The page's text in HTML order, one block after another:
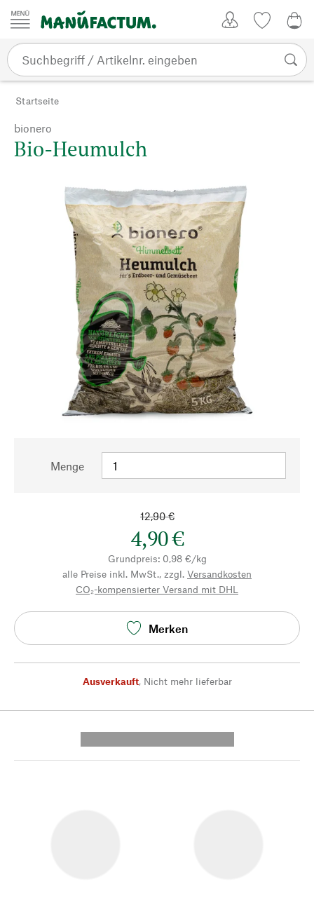
Zum Inhalt springen
Startseite
bionero
Bio-Heumulch
Menge
12,90 €
4,90 €
Grundpreis: 0,98 €/kg
alle Preise inkl. MwSt., zzgl. Versandkosten
CO₂-kompensierter Versand mit DHL
Merken
Ausverkauft, Nicht mehr lieferbar